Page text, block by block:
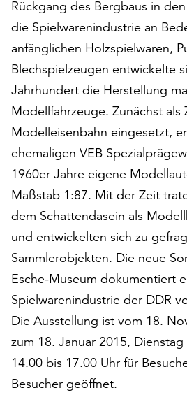
und
widerrufen.
Dafür
steht
Ihnen
am
Ende
der
Seite
die
Schaltfläche
„Cookie-
Einstellungen“
zur
Verfügung.
Funktionale
werden
auch
ohne
Einverständnis
weiterhin
ausgeführt.
Rückgang des Bergbaus in
die Spielwarenindustrie an
anfänglichen Holzspielwaren,
Blechspielzeugen entwickelte
Jahrhundert die Herstellung
Modellfahrzeuge. Zunächst
Modelleisenbahn eingesetzt,
ehemaligen VEB
1960er Jahre eigene
Maßstab 1:87. Mit der Zeit
dem Schattendasein als
und entwickelten sich zu
Sammlerobjekten. Die neue
Esche-Museum dokumentiert
Spielwarenindustrie der DDR
Die Ausstellung ist vom 18.
zum 18. Januar 2015,
14.00 bis 17.00 Uhr für
Besucher geöffnet.